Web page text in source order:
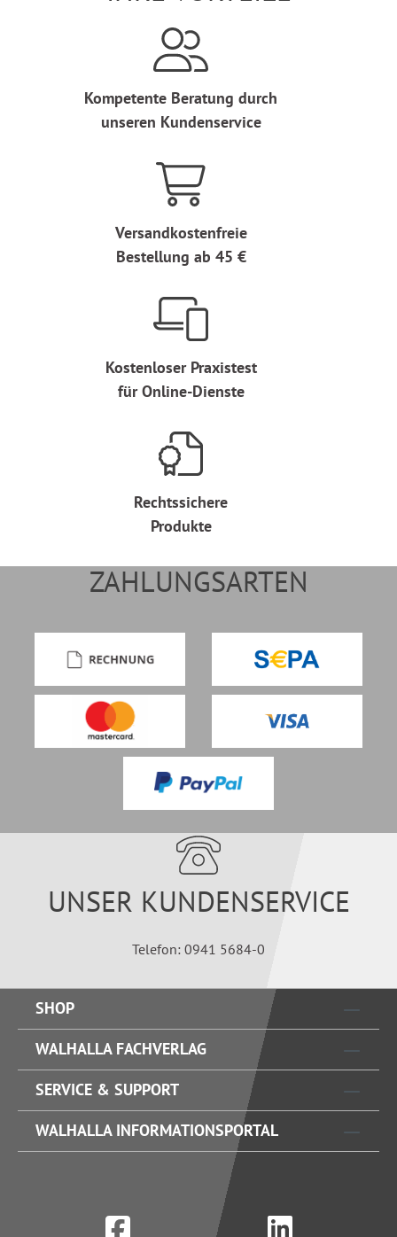
Kompetente Beratung durch
unseren Kundenservice
Versandkostenfreie
Bestellung ab 45 €
Kostenloser Praxistest
für Online-Dienste
Rechtssichere
Produkte
ZAHLUNGSARTEN
UNSER KUNDENSERVICE
Telefon: 0941 5684-0
SHOP
WALHALLA FACHVERLAG
SERVICE & SUPPORT
WALHALLA INFORMATIONSPORTAL